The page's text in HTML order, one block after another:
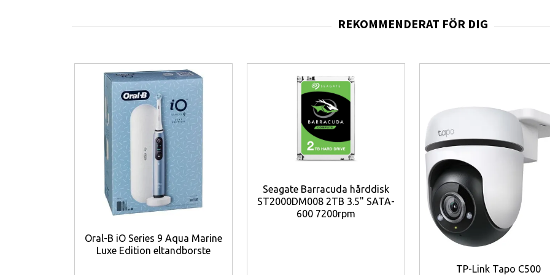
6,83" 1.5K AMOLED, 144 Hz
— ger en mycket följsam och färgrik bild med hög
MediaTek Dimensity 9500
— ger hög prestanda för multitasking, spel och AI‑funktioner.
12 GB LPDDR5X + 1 TB UFS 4.1
— snabb minnes- och lagringskonfiguration för stora foton, videor
Leica Vario‑Summilux-kamerasystem— 50 MP huvud, 50 MP 5x periskop-tele och 12 MP
från vidvinkel till tele.
7000 mAh-batteri med 100W/50W laddning— lång drivtidskapacitet med stöd för mycket
IP68 och Corning Gorilla Glass 7i
— skydd mot vatten/damm och robust skärmskydd för vardaglig
HyperOS 3 och Xiaomi HyperAI‑funktioner— modern systemmjukvara med AI‑förbättringar för
Wi‑Fi 7, Bluetooth 6.0 och 5G‑stöd— modern trådlös uppkoppling för snabb dataöverföring och
Fördelar
Stort batteri (7000 mAh) minskar behovet av daglig laddning för användare med krävande
Oral-B iO Series 9 Aqua Marine
Luxe Edition eltandborste
Seagate Barracuda hårddisk
ST2000DM008 2TB 3.5" SATA-
600 7200rpm
TP-Link Tapo C500